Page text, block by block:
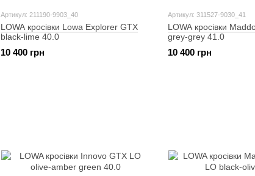
Артикул: 211190-9903_40
LOWA кросівки Lowa Explorer GTX
black-lime 40.0
10 400 грн
Артикул: 311527-9030_41
LOWA кросівки
grey-grey 41.0
10 400 грн